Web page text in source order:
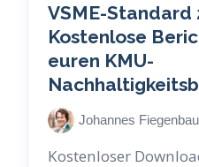
VSME-Standard
Kostenlose
euren KMU-
Johannes
Kostenloser